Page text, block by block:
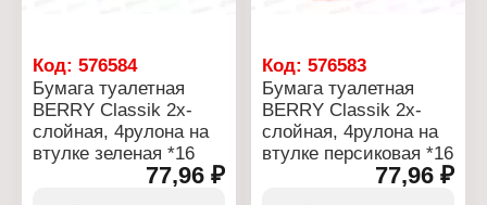
Код: 576584
Бумага туалетная
BERRY Classik 2х-
слойная, 4рулона на
втулке зеленая *16
77,96 ₽
Код:576583
Бумага туалетная
BERRY Classik 2х-
слойная, 4рулона на
втулке персиковая *16
77,96 ₽